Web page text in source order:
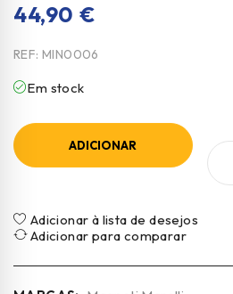
44,90 €
REF: MIN0006
Em stock
ADICIONAR
Adicionar à lista de desejos
Adicionar para comparar